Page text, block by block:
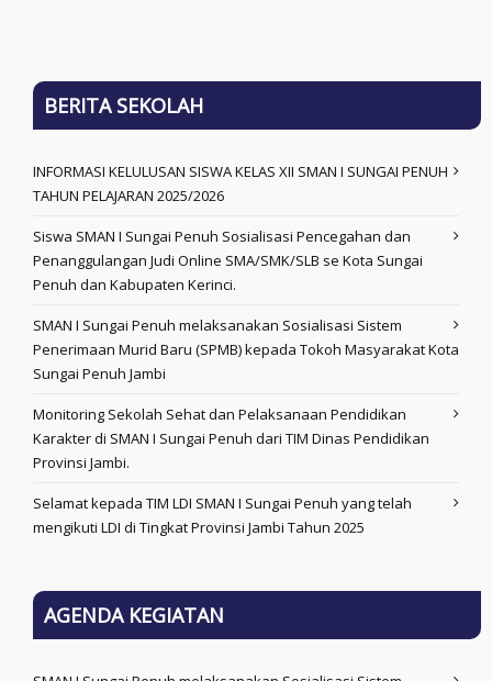
BERITA SEKOLAH
INFORMASI KELULUSAN SISWA KELAS XII SMAN I SUNGAI PENUH
TAHUN PELAJARAN 2025/2026
Siswa SMAN I Sungai Penuh Sosialisasi Pencegahan dan
Penanggulangan Judi Online SMA/SMK/SLB se Kota Sungai
Penuh dan Kabupaten Kerinci.
SMAN I Sungai Penuh melaksanakan Sosialisasi Sistem
Penerimaan Murid Baru (SPMB) kepada Tokoh Masyarakat Kota
Sungai Penuh Jambi
Monitoring Sekolah Sehat dan Pelaksanaan Pendidikan
Karakter di SMAN I Sungai Penuh dari TIM Dinas Pendidikan
Provinsi Jambi.
Selamat kepada TIM LDI SMAN I Sungai Penuh yang telah
mengikuti LDI di Tingkat Provinsi Jambi Tahun 2025
AGENDA KEGIATAN